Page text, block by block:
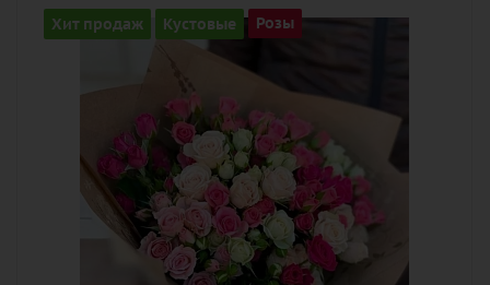
Хит продаж Кустовые Розы
Количество
21
кремовый, нежный, разноцветный,
розовый
Описание
роза кустовая, лента, дизайнерская
упаковка